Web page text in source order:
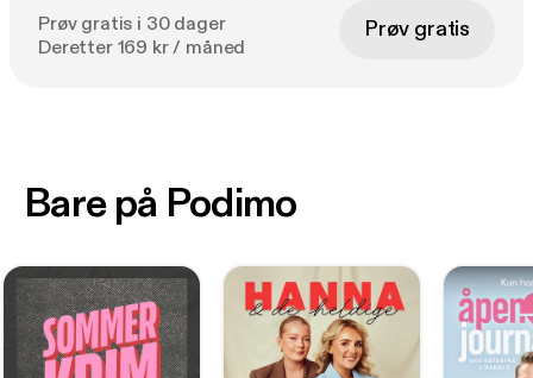
Prøv gratis i 30 dager
Deretter 169 kr / måned
Prøv gratis
Bare på Podimo